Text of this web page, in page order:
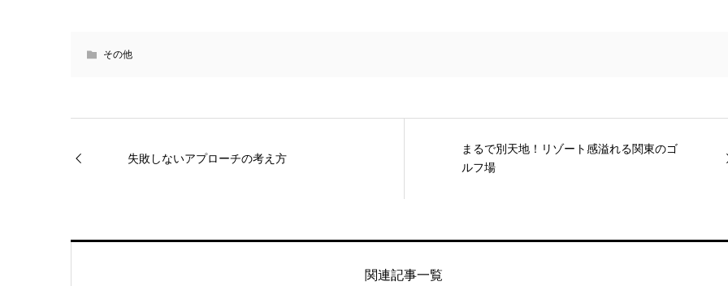
その他
失敗しないアプローチの考え方
まるで別天地！リゾート感溢れる関東のゴ
ルフ場
関連記事一覧